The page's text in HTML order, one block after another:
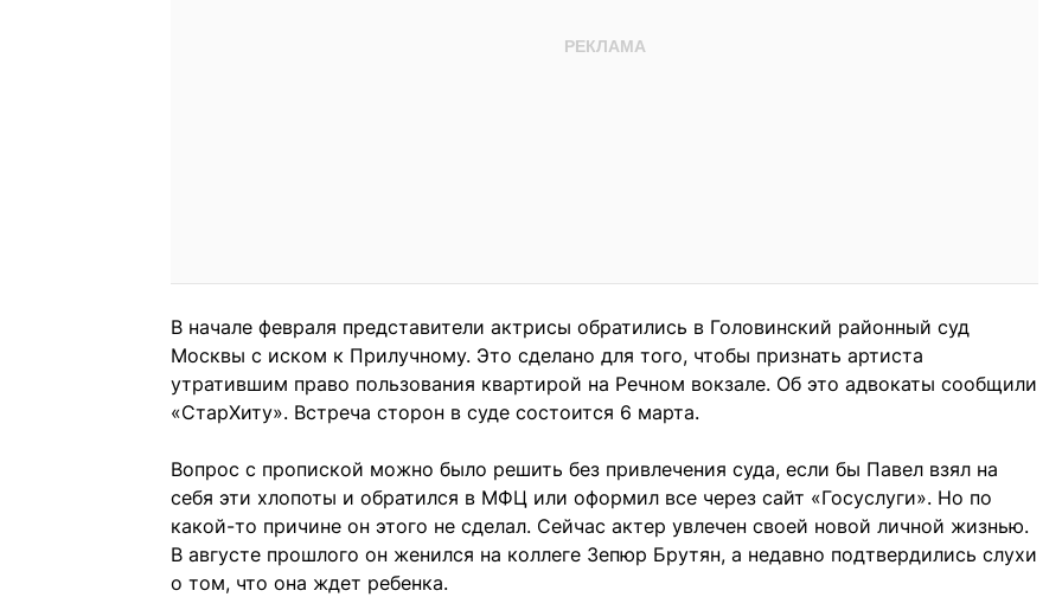
В начале февраля представители актрисы обратились в Головинский районный суд
Москвы с иском к Прилучному. Это сделано для того, чтобы признать артиста
утратившим право пользования квартирой на Речном вокзале. Об это адвокаты сообщили
«СтарХиту». Встреча сторон в суде состоится 6 марта.
Вопрос с пропиской можно было решить без привлечения суда, если бы Павел взял на
себя эти хлопоты и обратился в МФЦ или оформил все через сайт «Госуслуги». Но по
какой-то причине он этого не сделал. Сейчас актер увлечен своей новой личной жизнью.
В августе прошлого он женился на коллеге Зепюр Брутян, а недавно подтвердились слухи
о том, что она ждет ребенка.